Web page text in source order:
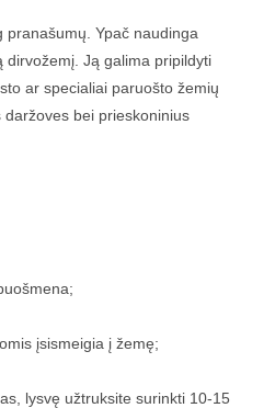
pranašumų. Ypač naudinga
dirvožemį. Ją galima pripildyti
ar specialiai paruošto žemių
bei prieskoninius
įsismeigia į žemę;
lysvę užtruksite surinkti 10-15